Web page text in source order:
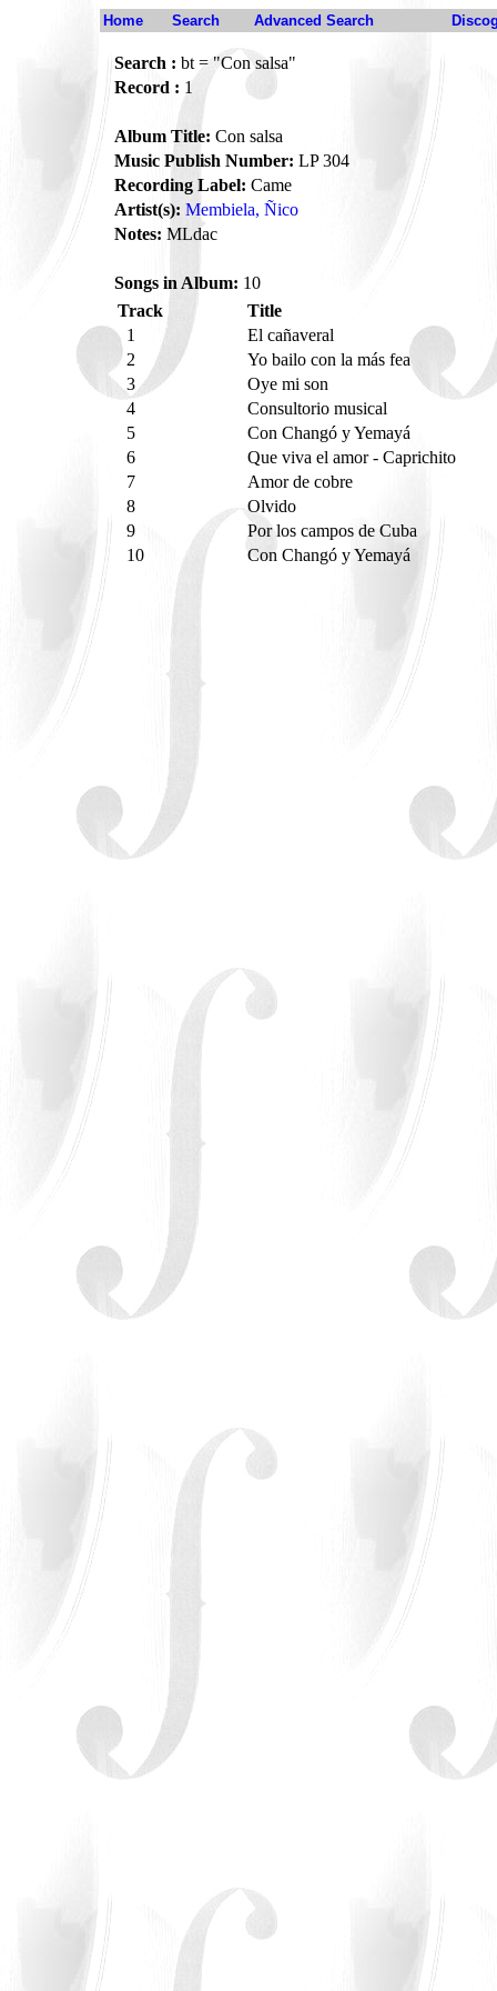
Home Search Advanced Search
Search : bt = "Con salsa"
Record : 1
Album Title: Con salsa
Music Publish Number: LP 304
Recording Label: Came
Artist(s): Membiela, Ñico
Notes: MLdac
Songs in Album: 10
Track
Title
1
El cañaveral
2
Yo bailo con la más fea
3
Oye mi son
4
Consultorio musical
5
Con Changó y Yemayá
6
Que viva el amor - Caprichito
7
Amor de cobre
8
Olvido
9
Por los campos de Cuba
10
Con Changó y Yemayá